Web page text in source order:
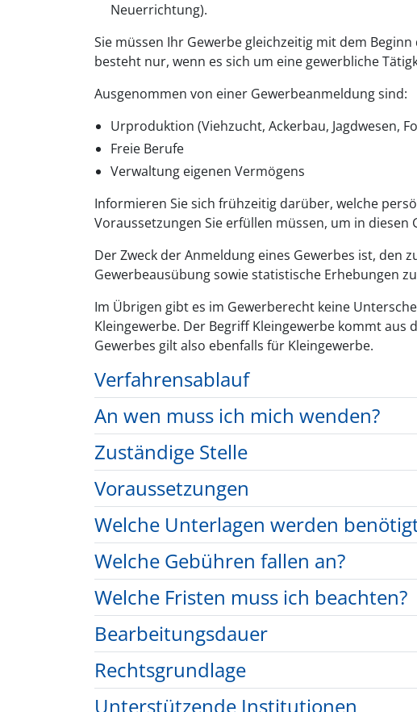
Neuerrichtung).
Sie müssen Ihr Gewerbe gleichzeitig mit dem
besteht nur, wenn es sich um eine gewerbliche
Ausgenommen von einer Gewerbeanmeldung sind:
Urproduktion (Viehzucht, Ackerbau, Jagdwesen,
Freie Berufe
Verwaltung eigenen Vermögens
Informieren Sie sich frühzeitig darüber, welche
Voraussetzungen Sie erfüllen müssen, um in
Der Zweck der Anmeldung eines Gewerbes ist, den
Gewerbeausübung sowie statistische Erhebungen
Im Übrigen gibt es im Gewerberecht keine
Kleingewerbe. Der Begriff Kleingewerbe kommt aus
Gewerbes gilt also ebenfalls für Kleingewerbe.
Verfahrensablauf
An wen muss ich mich wenden?
Zuständige Stelle
Voraussetzungen
Welche Unterlagen werden
Welche Gebühren fallen an?
Welche Fristen muss ich beachten?
Bearbeitungsdauer
Rechtsgrundlage
Unterstützende Institutionen